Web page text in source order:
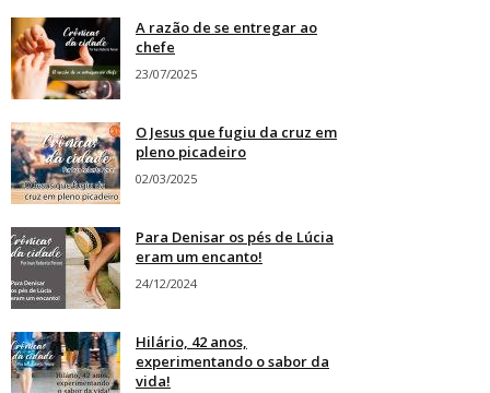
A razão de se entregar ao
chefe
23/07/2025
O Jesus que fugiu da cruz em
pleno picadeiro
02/03/2025
Para Denisar os pés de Lúcia
eram um encanto!
24/12/2024
Hilário, 42 anos,
experimentando o sabor da
vida!